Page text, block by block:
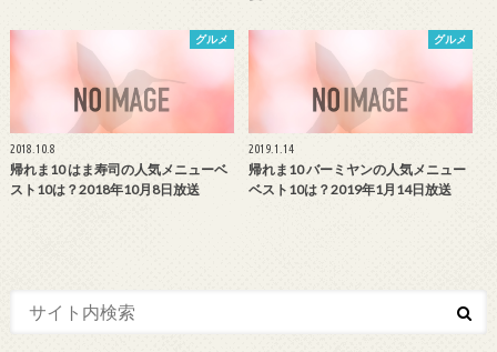
グルメ
2018.10.8
帰れま10 はま寿司の人気メニューベ
スト10は？2018年10月8日放送
グルメ
2019.1.14
帰れま10 バーミヤンの人気メニュー
ベスト10は？2019年1月14日放送